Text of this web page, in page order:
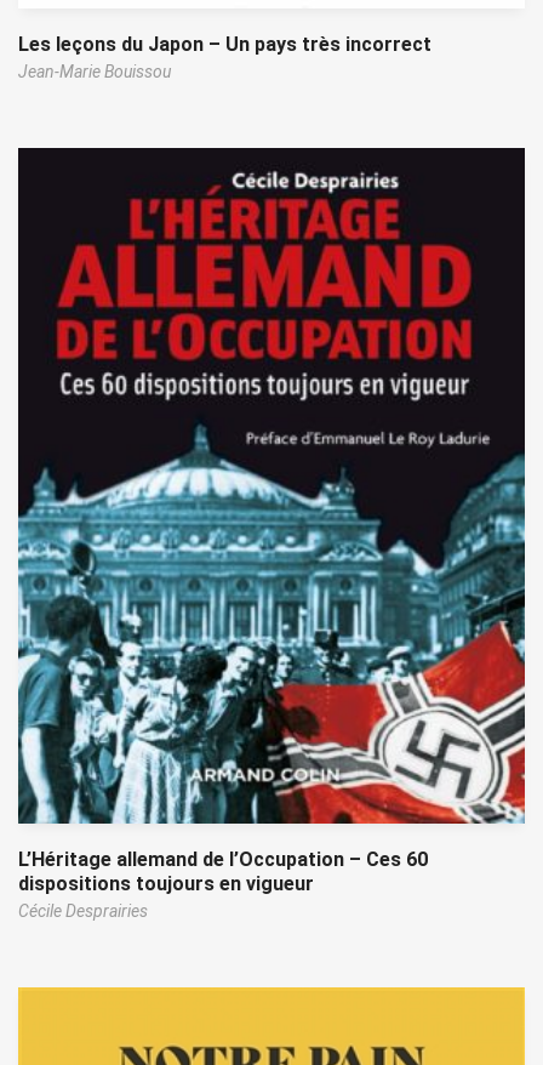
Les leçons du Japon – Un pays très incorrect
Jean-Marie Bouissou
L’Héritage allemand de l’Occupation – Ces 60
dispositions toujours en vigueur
Cécile Desprairies